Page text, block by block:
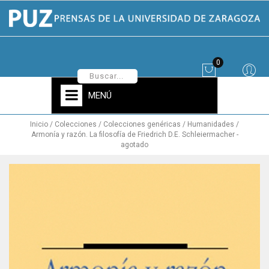
0
MENÚ
Inicio Colecciones Colecciones genéricas
Humanidades
Armonía y razón. La filosofía de Friedrich D.E. Schleiermacher -
agotado